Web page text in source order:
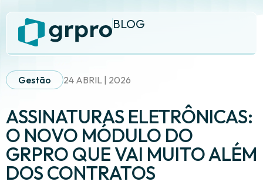
BLOG
Gestão 24 ABRIL | 2026
ASSINATURAS ELETRÔNICAS:
O NOVO MÓDULO DO
GRPRO QUE VAI MUITO ALÉM
DOS CONTRATOS